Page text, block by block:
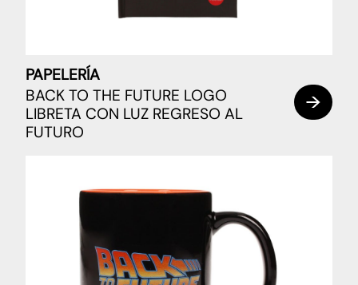
PAPELERÍA
BACK TO THE FUTURE LOGO
LIBRETA CON LUZ REGRESO AL
FUTURO